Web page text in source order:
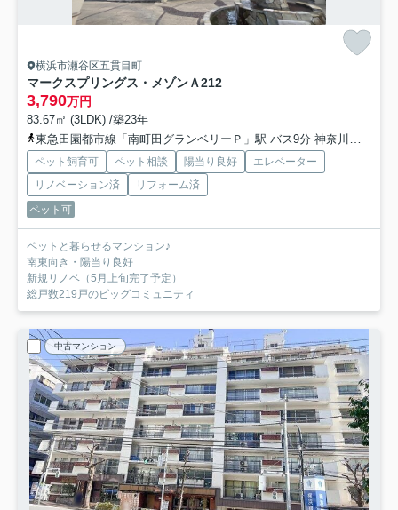
横浜市瀬谷区五貫目町
マークスプリングス・メゾンＡ212
3,790万円
83.67㎡ (3LDK) /築23年
東急田園都市線「南町田グランベリーＰ」駅 バス9分 神奈川中央交通「マークスプリングス」 停歩2分
ペット飼育可 ペット相談 陽当り良好
エレベーター
リノベーション済
リフォーム済
ペット可
ペットと暮らせるマンション♪
南東向き・陽当り良好
新規リノベ（5月上旬完了予定）
総戸数219戸のビッグコミュニティ
中古マンション